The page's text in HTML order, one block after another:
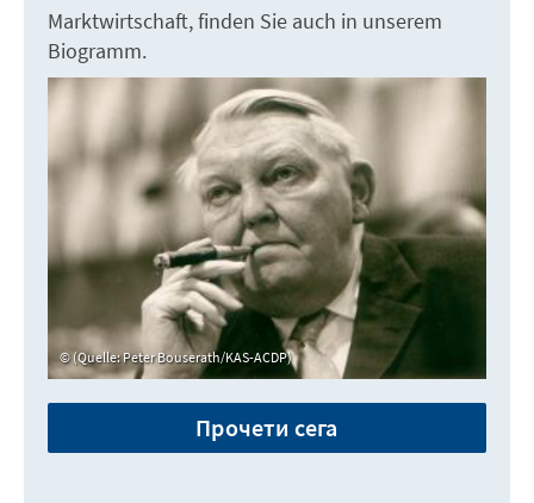
Marktwirtschaft, finden Sie auch in unserem
Biogramm.
(Quelle: Peter Bouserath/KAS-ACDP)
Прочети сега